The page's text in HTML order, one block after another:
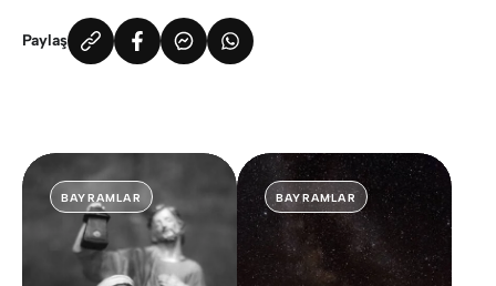
Paylaş
BAYRAMLAR BAYRAMLAR